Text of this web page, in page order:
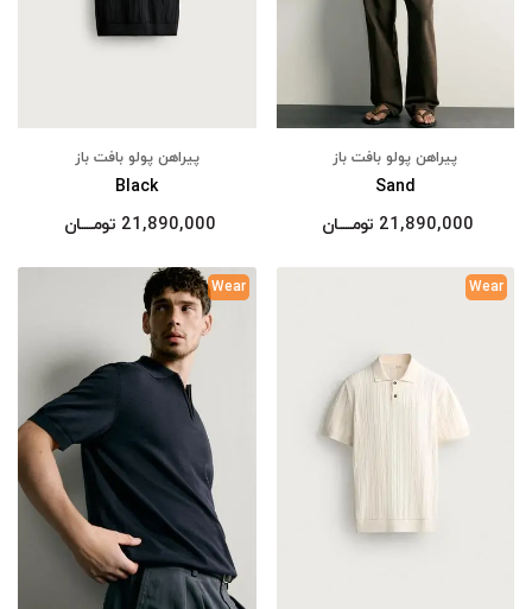
پیراهن پولو بافت باز
Sand
21,890,000 تومــــــان
پیراهن پولو بافت باز
Black
21,890,000 تومــــــان
Wear
Wear